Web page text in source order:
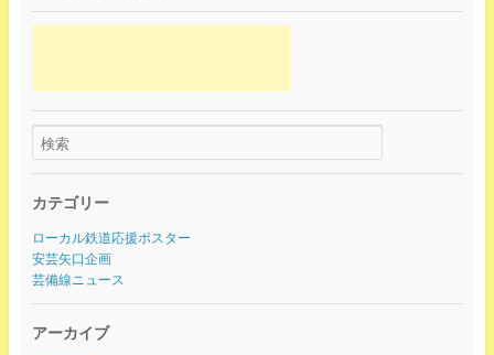
カテゴリー
ローカル鉄道応援ポスター
安芸矢口企画
芸備線ニュース
アーカイブ